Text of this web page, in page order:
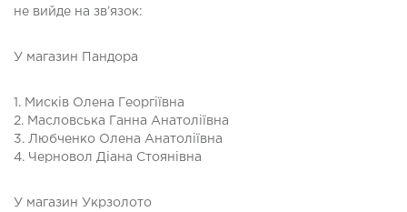
не вийде на зв’язок:
У магазин Пандора
1. Мисків Олена Георгіївна
2. Масловська Ганна Анатоліївна
3. Любченко Олена Анатоліївна
4. Черновол Діана Стоянівна
У магазин Укрзолото